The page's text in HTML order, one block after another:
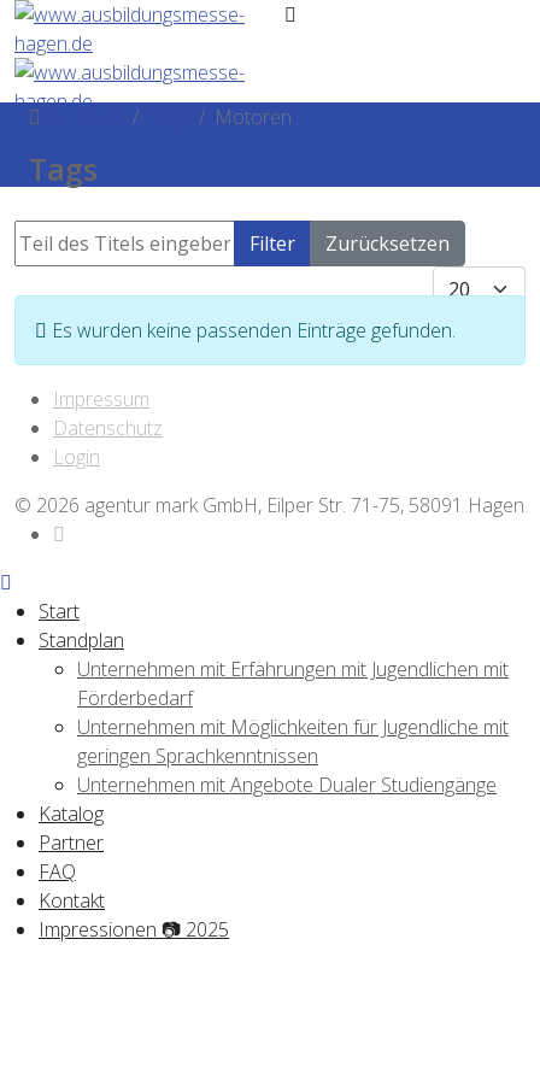
Motoren
Tags
Teil des Titels eingeben Filter
Zurücksetzen
Anzeige #
Information
Es wurden keine passenden Einträge gefunden.
Impressum
Datenschutz
Login
© 2026 agentur mark GmbH, Eilper Str. 71-75, 58091 Hagen
Start
Standplan
Unternehmen mit Erfahrungen mit Jugendlichen mit
Förderbedarf
Unternehmen mit Möglichkeiten für Jugendliche mit
geringen Sprachkenntnissen
Unternehmen mit Angebote Dualer Studiengänge
Katalog
Partner
FAQ
Kontakt
Impressionen 📷 2025